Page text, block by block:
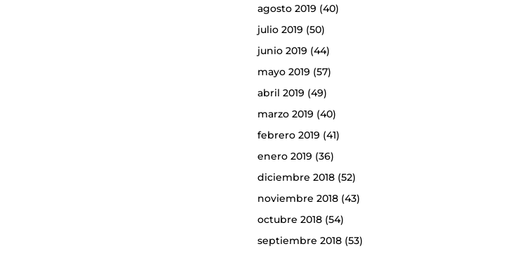
agosto 2019 (40)
julio 2019 (50)
junio 2019 (44)
mayo 2019 (57)
abril 2019 (49)
marzo 2019 (40)
febrero 2019 (41)
enero 2019 (36)
diciembre 2018(52)
noviembre 2018(43)
octubre 2018(54)
septiembre 2018(53)